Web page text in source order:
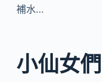
補水…
小仙女